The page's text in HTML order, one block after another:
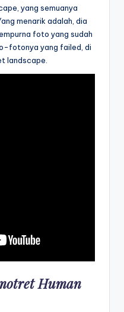
yang semuanya
menarik adalah, dia
foto yang sudah
fotonya yang failed, di
landscape.
Human